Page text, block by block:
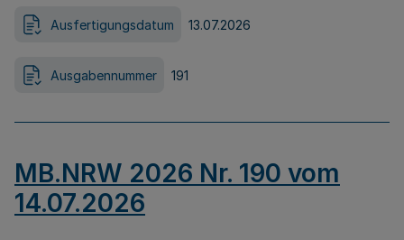
Ausfertigungsdatum 13.07.2026
Ausgabennummer 191
MB.NRW 2026 Nr. 190 vom
14.07.2026